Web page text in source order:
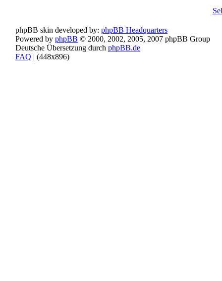
phpBB skin developed by: phpBB Headquarters
Powered by phpBB © 2000, 2002, 2005, 2007 phpBB Group
Deutsche Übersetzung durch phpBB.de
FAQ | (448x896)